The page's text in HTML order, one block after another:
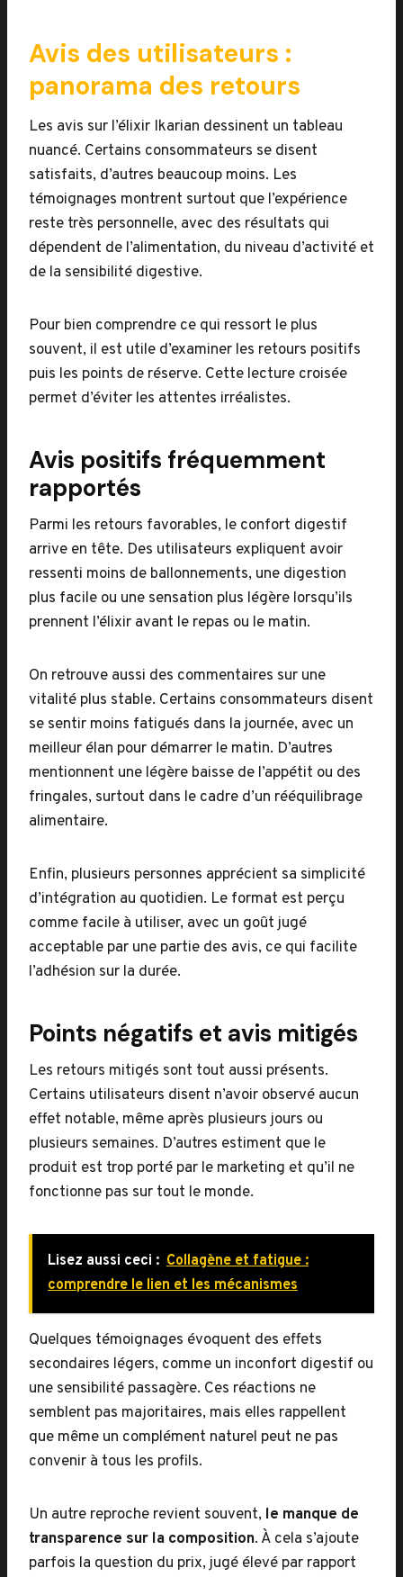
Avis des utilisateurs :
panorama des retours
Les avis sur l’élixir Ikarian dessinent un tableau
nuancé. Certains consommateurs se disent
satisfaits, d’autres beaucoup moins. Les
témoignages montrent surtout que l’expérience
reste très personnelle, avec des résultats qui
dépendent de l’alimentation, du niveau d’activité et
de la sensibilité digestive.
Pour bien comprendre ce qui ressort le plus
souvent, il est utile d’examiner les retours positifs
puis les points de réserve. Cette lecture croisée
permet d’éviter les attentes irréalistes.
Avis positifs fréquemment
rapportés
Parmi les retours favorables, le confort digestif
arrive en tête. Des utilisateurs expliquent avoir
ressenti moins de ballonnements, une digestion
plus facile ou une sensation plus légère lorsqu’ils
prennent l’élixir avant le repas ou le matin.
On retrouve aussi des commentaires sur une
vitalité plus stable. Certains consommateurs disent
se sentir moins fatigués dans la journée, avec un
meilleur élan pour démarrer le matin. D’autres
mentionnent une légère baisse de l’appétit ou des
fringales, surtout dans le cadre d’un rééquilibrage
alimentaire.
Enfin, plusieurs personnes apprécient sa simplicité
d’intégration au quotidien. Le format est perçu
comme facile à utiliser, avec un goût jugé
acceptable par une partie des avis, ce qui facilite
l’adhésion sur la durée.
Points négatifs et avis mitigés
Les retours mitigés sont tout aussi présents.
Certains utilisateurs disent n’avoir observé aucun
effet notable, même après plusieurs jours ou
plusieurs semaines. D’autres estiment que le
produit est trop porté par le marketing et qu’il ne
fonctionne pas sur tout le monde.
Lisez aussi ceci : Collagène et fatigue :
comprendre le lien et les mécanismes
Quelques témoignages évoquent des effets
secondaires légers, comme un inconfort digestif ou
une sensibilité passagère. Ces réactions ne
semblent pas majoritaires, mais elles rappellent
que même un complément naturel peut ne pas
convenir à tous les profils.
Un autre reproche revient souvent, le manque de
transparence sur la composition. À cela s’ajoute
parfois la question du prix, jugé élevé par rapport